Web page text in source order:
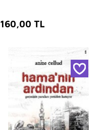
160,00 TL